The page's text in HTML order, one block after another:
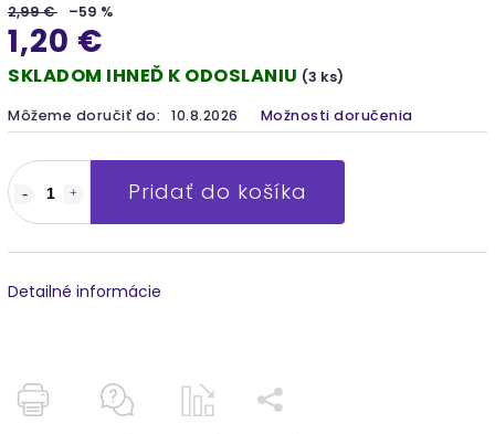
2,99 € –59 %
1,20 €
SKLADOM IHNEĎ K ODOSLANIU (3 ks)
Môžeme doručiť do: 10.8.2026 Možnosti doručenia
Pridať do košíka
Detailné informácie